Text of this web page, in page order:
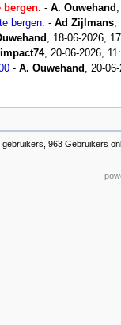
bergen. - A. Ouwehand
bergen. - Ad Zijlmans,
, 18-06-2026,
impact74, 20-06-2026,
- A. Ouwehand , 20-
963 Gebruikers